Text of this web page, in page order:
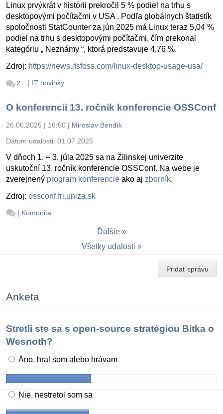
Linux prvýkrát v histórii prekročil 5 % podiel na trhu s
desktopovými počítačmi v USA . Podľa globálnych štatistík
spoločnosti StatCounter za jún 2025 má Linux teraz 5,04 %
podiel na trhu s desktopovými počítačmi, čím prekonal
kategóriu „ Neznámy “, ktorá predstavuje 4,76 %.
Zdroj: https://news.itsfoss.com/linux-desktop-usage-usa/
2 | IT novinky
O konferencii 13. ročník konferencie OSSConf
26.06.2025 | 16:50 | Miroslav Bendík
Dátum udalosti: 01.07.2025
V dňoch 1. – 3. júla 2025 sa na Žilinskej univerzite
uskutoční 13. ročník konferencie OSSConf. Na webe je
zverejnený program konferencie ako aj zborník.
Zdroj: ossconf.fri.uniza.sk
| Komunita
Ďalšie
Všetky udalosti
Pridať správu
Anketa
Stretli ste sa s open-source stratégiou Bitka o
Wesnoth?
Áno, hral som alebo hrávam
Nie, nestretol som sa